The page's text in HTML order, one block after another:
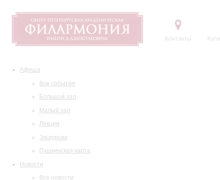
Контакты
Афиша
Все события
Большой зал
Малый зал
Лекции
Экскурсии
Пушкинская карта
Новости
Все новости